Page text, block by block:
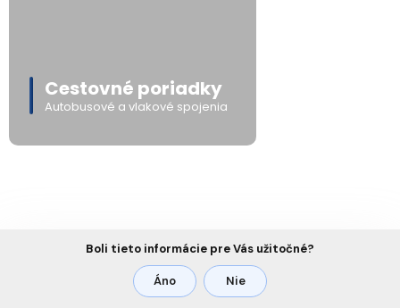
Cestovné poriadky
Autobusové a vlakové spojenia
Boli tieto informácie pre Vás užitočné?
Áno Nie